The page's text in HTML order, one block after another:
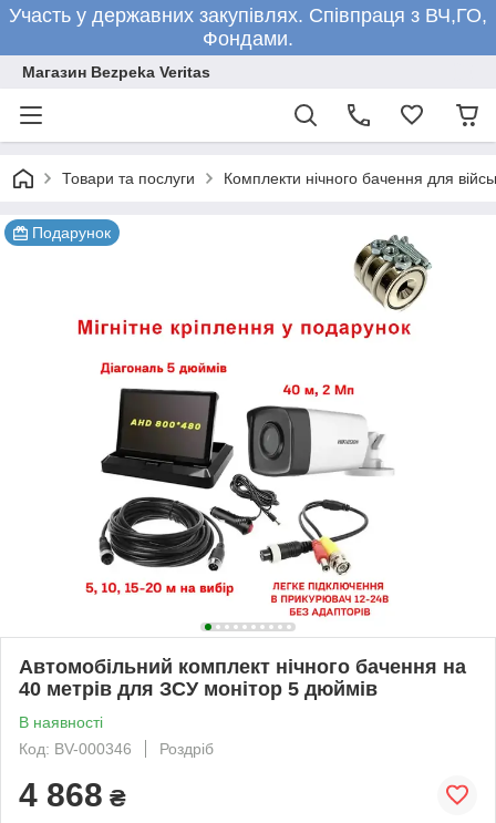
Участь у державних закупівлях. Співпраця з ВЧ,ГО,
Фондами.
Магазин Bezpeka Veritas
Товари та послуги Комплекти нічного бачення для
Подарунок
Автомобільний комплект нічного бачення на
40 метрів для ЗСУ монітор 5 дюймів
В наявності
Код: BV-000346
Роздріб
4 868 ₴